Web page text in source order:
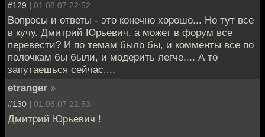
#129 | 01.08.07 22:52
Вопросы и ответы - это конечно хорошо... Но тут все
в кучу. Дмитрий Юрьевич, а может в форум все
перевести? И по темам было бы, и комменты все по
полочкам бы были, и модерить легче.... А то
запутаешься сейчас....
etranger »
#130 | 01.08.07 22:53
Дмитрий Юрьевич !